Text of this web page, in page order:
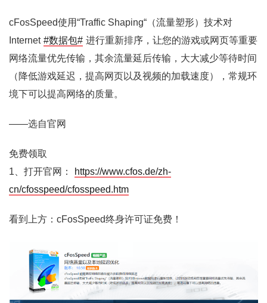
cFosSpeed使用“Traffic Shaping“（流量塑形）技术对
Internet #数据包# 进行重新排序，让您的游戏或网页等重要
网络流量优先传输，其余流量延后传输，大大减少等待时间
（降低游戏延迟，提高网页以及视频的加载速度），常规环
境下可以提高网络的质量。
——选自官网
免费领取
1、打开官网：
https://www.cfos.de/zh-
cn/cfosspeed/cfosspeed.htm
看到上方：cFosSpeed终身许可证免费！